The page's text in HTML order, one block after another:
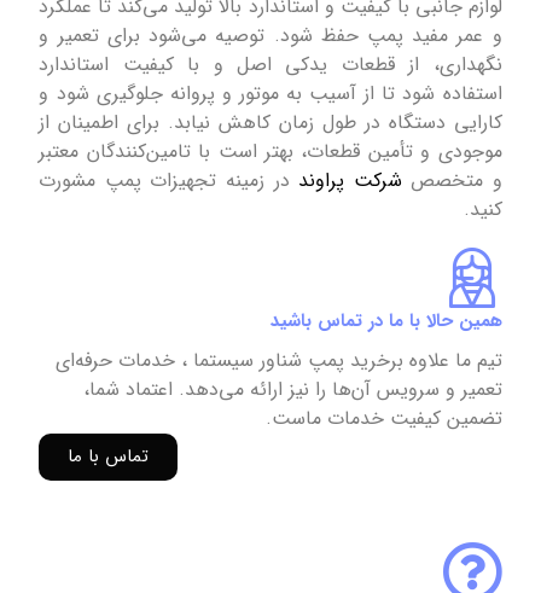
لوازم جانبی با کیفیت و استاندارد بالا تولید می‌کند تا عملکرد
و عمر مفید پمپ حفظ شود. توصیه می‌شود برای تعمیر و
نگهداری، از قطعات یدکی اصل و با کیفیت استاندارد
استفاده شود تا از آسیب به موتور و پروانه جلوگیری شود و
کارایی دستگاه در طول زمان کاهش نیابد. برای اطمینان از
موجودی و تأمین قطعات، بهتر است با تامین‌کنندگان معتبر
و متخصص شرکت پراوند در زمینه تجهیزات پمپ مشورت
کنید.
همین حالا با ما در تماس باشید
تیم ما علاوه برخرید پمپ شناور سیستما ، خدمات حرفه‌ای
تعمیر و سرویس آن‌ها را نیز ارائه می‌دهد. اعتماد شما،
تضمین کیفیت خدمات ماست.
تماس با ما